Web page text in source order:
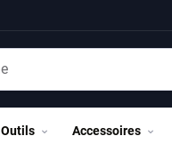
Outils Accessoires